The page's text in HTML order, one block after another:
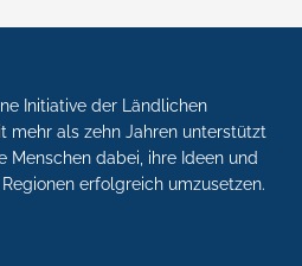
Initiative der Ländlichen
mehr als zehn Jahren unterstützt
Menschen dabei, ihre Ideen und
erfolgreich umzusetzen.